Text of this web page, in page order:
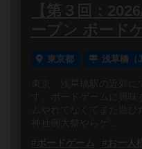
【第３回：
ープン ボード
東京都 浅草橋（
東京、浅草橋駅の近郊
す。ボードゲームに興
ムやれてなくてまた遊
神社例大祭やらゲ...
#ボードゲーム
#お一人